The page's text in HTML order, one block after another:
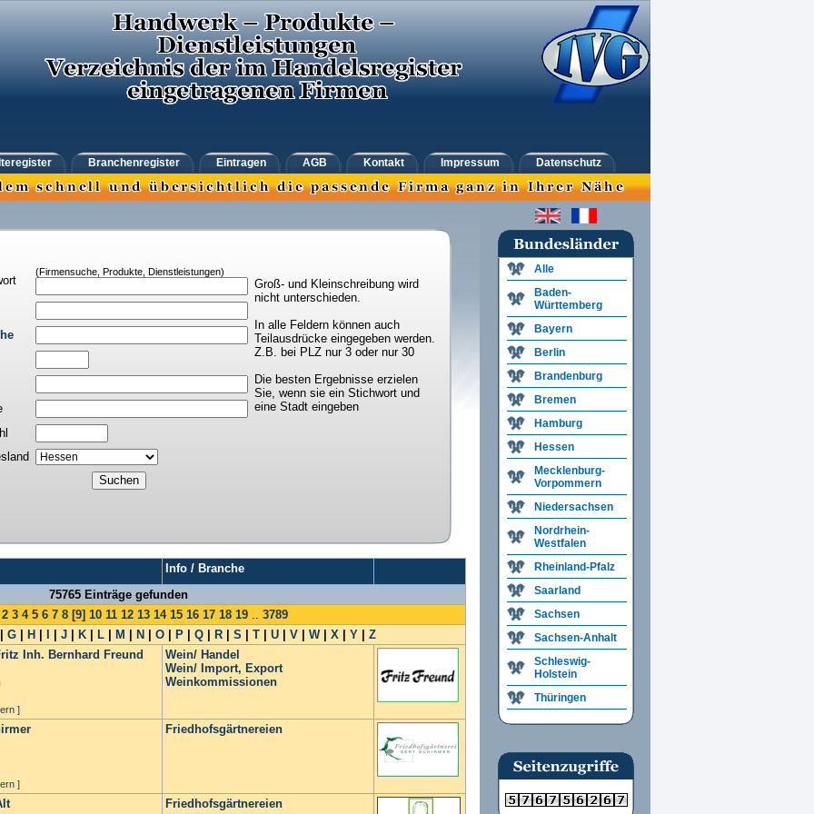
Branchenregister Eintragen AGB Kontakt Impressum Datenschutz
(Firmensuche, Produkte, Dienstleistungen)
Groß- und Kleinschreibung wird
nicht unterschieden.
In alle Feldern können auch
Teilausdrücke eingegeben werden.
Z.B. bei PLZ nur 3 oder nur 30
Die besten Ergebnisse erzielen
Sie, wenn sie ein Stichwort und
eine Stadt eingeben
Info / Branche
75765 Einträge gefunden
2 3 4 5 6 7 8 [9] 10 11 12 13 14 15 16 17 18 19 .. 3789
G H J K L M N O P Q R S T U V W| X Y
Z
Inh. Bernhard Freund
]
Wein/ Handel
Wein/ Import, Export
Weinkommissionen
]
Friedhofsgärtnereien
Friedhofsgärtnereien
Alle
Baden-
Württemberg
Bayern
Berlin
Brandenburg
Bremen
Hamburg
Hessen
Mecklenburg-
Vorpommern
Niedersachsen
Nordrhein-
Westfalen
Rheinland-Pfalz
Saarland
Sachsen
Sachsen-Anhalt
Schleswig-
Holstein
Thüringen